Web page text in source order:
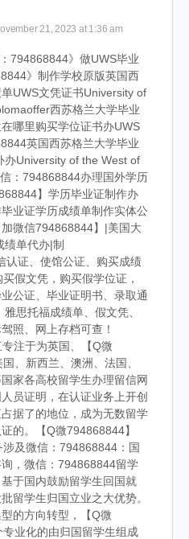
21, 2023 at 1:36 am
794868844》做UWS毕业
》制作学校原版英国西
UWS文凭证书University of
西苏格兰大学毕业
哪里购买学位证书办UWS
英国西苏格兰大学毕业
办University of the West of
：794868844办理国外学历
】学历毕业证制作办
业证学历成绩单制作实体公
微信794868844】|美国大
绩单代办|制
认证、使馆公证、购买成绩
假文凭，购买假学位证，
公证、毕业证明书、录取通
思托福成绩单、假文凭、
照、网上存档可查！
注于为英国、【Q微
、新西兰、澳洲、法国、
家各高校留学生办理留信网
员证明，在认证业务上开创
据了的地位，成为无数留学
的。【Q微794868844】
及微信：794868844：国
询，微信：794868844留学
于国内鼓励留学生回国就
留学生归国立业之大优势。
的方向转型，【Q微
业化的由归国留学生组成